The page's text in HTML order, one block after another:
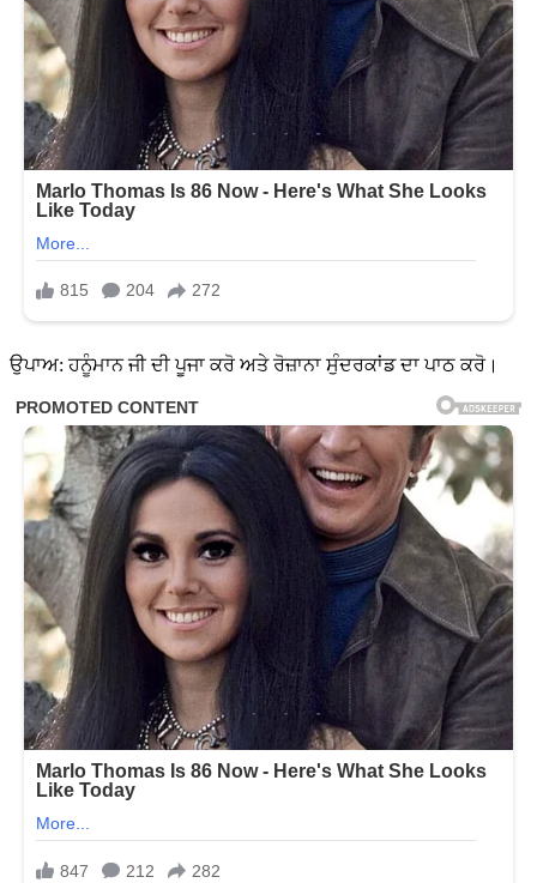
ਉਪਾਅ: ਹਨੂੰਮਾਨ ਜੀ ਦੀ ਪੂਜਾ ਕਰੋ ਅਤੇ ਰੋਜ਼ਾਨਾ ਸੁੰਦਰਕਾਂਡ ਦਾ ਪਾਠ ਕਰੋ।